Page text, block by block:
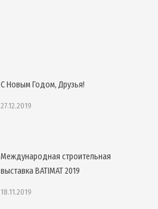
С Новым Годом, Друзья!
27.12.2019
Международная строительная
выставка BATIMAT 2019
18.11.2019